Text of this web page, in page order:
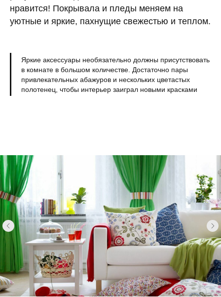
нравится! Покрывала и пледы меняем на
уютные и яркие, пахнущие свежестью и теплом.
Яркие аксессуары необязательно должны присутствовать
в комнате в большом количестве. Достаточно пары
привлекательных абажуров и нескольких цветастых
полотенец, чтобы интерьер заиграл новыми красками